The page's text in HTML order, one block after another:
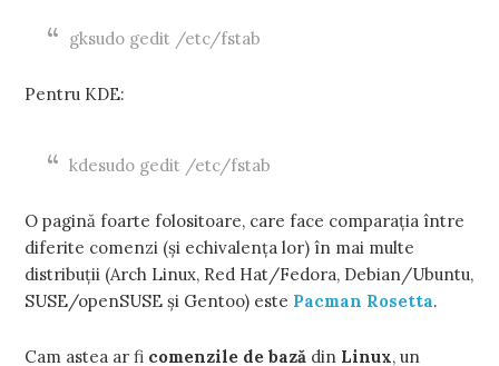
gksudo gedit /etc/fstab
Pentru KDE:
kdesudo gedit /etc/fstab
O pagină foarte folositoare, care face comparația între
diferite comenzi (și echivalența lor) în mai multe
distribuții (Arch Linux, Red Hat/Fedora, Debian/Ubuntu,
SUSE/openSUSE și Gentoo) este Pacman Rosetta.
Cam astea ar fi comenzile de bază din Linux, un